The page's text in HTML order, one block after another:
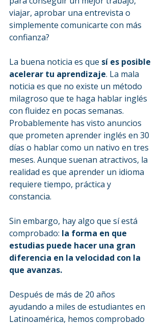
viajar, aprobar una entrevista o
simplemente comunicarte con más
confianza?
La buena noticia es que sí es posible
acelerar tu aprendizaje. La mala
noticia es que no existe un método
milagroso que te haga hablar inglés
con fluidez en pocas semanas.
Probablemente has visto anuncios
que prometen aprender inglés en 30
días o hablar como un nativo en tres
meses. Aunque suenan atractivos, la
realidad es que aprender un idioma
requiere tiempo, práctica y
constancia.
Sin embargo, hay algo que sí está
comprobado: la forma en que
estudias puede hacer una gran
diferencia en la velocidad con la
que avanzas.
Después de más de 20 años
ayudando a miles de estudiantes en
Latinoamérica, hemos comprobado